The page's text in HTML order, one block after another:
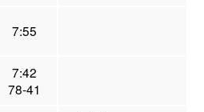
7:55
7:42
78-41